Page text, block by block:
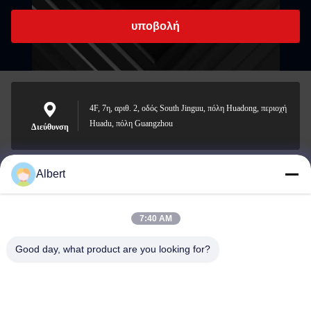
υποβολή
Διεύθυνση
4F, 7η, αριθ. 2, οδός South Jinguu, πόλη Huadong, περιοχή
Huadu, πόλη Guangzhou
james@yimiautoparts.com
Albert
7:40 AM
Good day, what product are you looking for?